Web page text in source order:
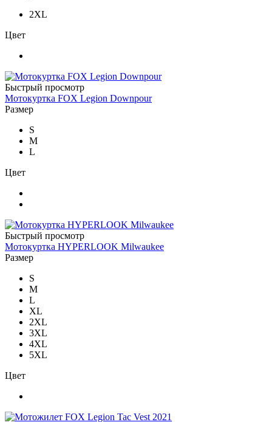
2XL
Цвет
Быстрый просмотр
Мотокуртка FOX Legion Downpour
Размер
S
M
L
Цвет
Быстрый просмотр
Мотокуртка HYPERLOOK Milwaukee
Размер
S
M
L
XL
2XL
3XL
4XL
5XL
Цвет